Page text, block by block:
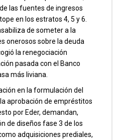
las fuentes de ingresos
en los estratos 4, 5 y 6.
de someter a la
onerosos sobre la deuda
la renegociación
pasada con el Banco
más liviana.
en la formulación del
aprobación de empréstitos
por Eder, demandan,
de diseños fase 3 de los
adquisiciones prediales,